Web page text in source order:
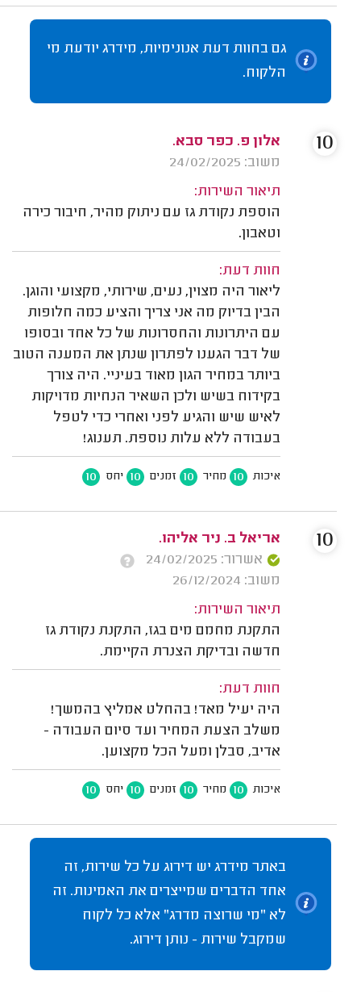
גם בחוות דעת אנונימיות, מידרג יודעת מי
הלקוח.
אלון פ. כפר סבא.
משוב: 24/02/2025
תיאור השירות:
הוספת נקודת גז עם ניתוק מהיר, חיבור כירה
וטאבון.
חוות דעת:
ליאור היה מצוין, נעים, שירותי, מקצועי והוגן.
הבין בדיוק מה אני צריך והציע כמה חלופות
עם היתרונות והחסרונות של כל אחד ובסופו
של דבר הגענו לפתרון שנתן את המענה הטוב
ביותר במחיר הגון מאוד בעיניי. היה צורך
בקידוח בשיש ולכן השאיר הנחיות מדויקות
לאיש שיש והגיע לפני ואחרי כדי לטפל
בעבודה ללא עלות נוספת. תענוג!
איכות 10 מחיר 10 זמנים 10 יחס 10
10
אריאל ב. ניר אליהו.
אשרור: 24/02/2025
משוב: 26/12/2024
תיאור השירות:
התקנת מחמם מים בגז, התקנת נקודת גז
חדשה ובדיקת הצנרת הקיימת.
חוות דעת:
היה יעיל מאד! בהחלט אמליץ בהמשך!
משלב הצעת המחיר ועד סיום העבודה -
אדיב, סבלן ומעל הכל מקצוען.
איכות 10 מחיר 10 זמנים 10 יחס 10
10
באתר מידרג יש דירוג על כל שירות, זה
אחד הדברים שמייצרים את האמינות. זה
לא "מי שרוצה מדרג" אלא כל לקוח
שמקבל שירות - נותן דירוג.